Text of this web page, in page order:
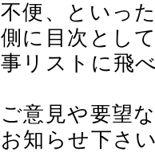
不便、といっ
側に目次とし
事リストに飛
ご意見や要望
お知らせ下さ